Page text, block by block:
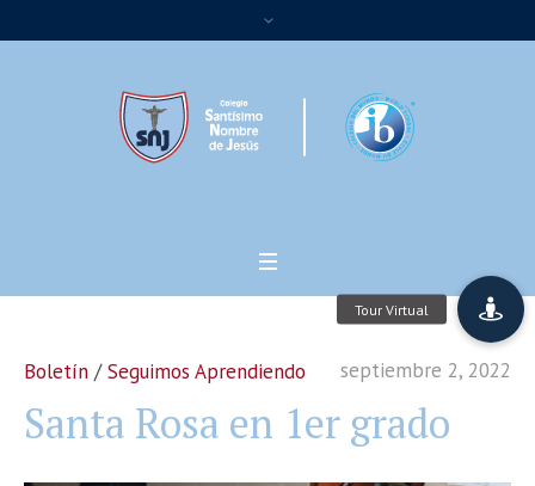
septiembre 2, 2022
Boletín /Seguimos Aprendiendo
Santa Rosa en 1er grado